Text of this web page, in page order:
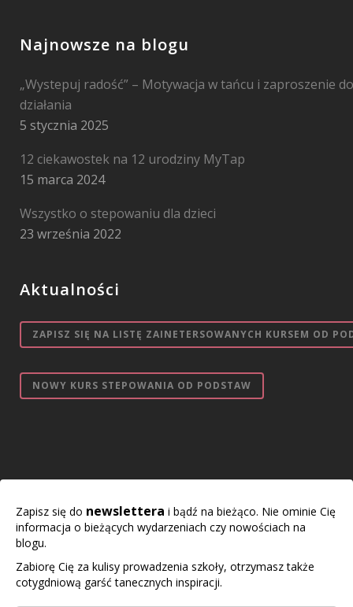
Najnowsze na blogu
„Wystepuj radość” – Motywacja w tańcu i zaproszenie do
działania
5 stycznia 2025
12 ciekawostek na 12 urodziny MyTap
15 marca 2024
Wszystko o stepowaniu dla dzieci
23 września 2022
Aktualności
ZAPISZ SIĘ NA LISTĘ ZAINETERSOWANYCH KURSEM OD
NOWY KURS STEPOWANIA OD PODSTAW
Zapisz się do newslettera i bądź na bieżąco. Nie ominie Cię
informacja o bieżących wydarzeniach czy nowościach na
blogu.
Zabiorę Cię za kulisy prowadzenia szkoły, otrzymasz także
cotygdniową garść tanecznych inspiracji.